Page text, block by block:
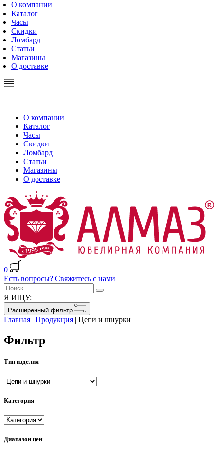
О компании
Каталог
Часы
Скидки
Ломбард
Статьи
Магазины
О доставке
О компании
Каталог
Часы
Скидки
Ломбард
Статьи
Магазины
О доставке
0
Есть вопросы? Свяжитесь с нами
Я ИЩУ:
Расширенный фильтр
Главная | Продукция | Цепи и шнурки
Фильтр
Тип изделия
Категория
Диапазон цен